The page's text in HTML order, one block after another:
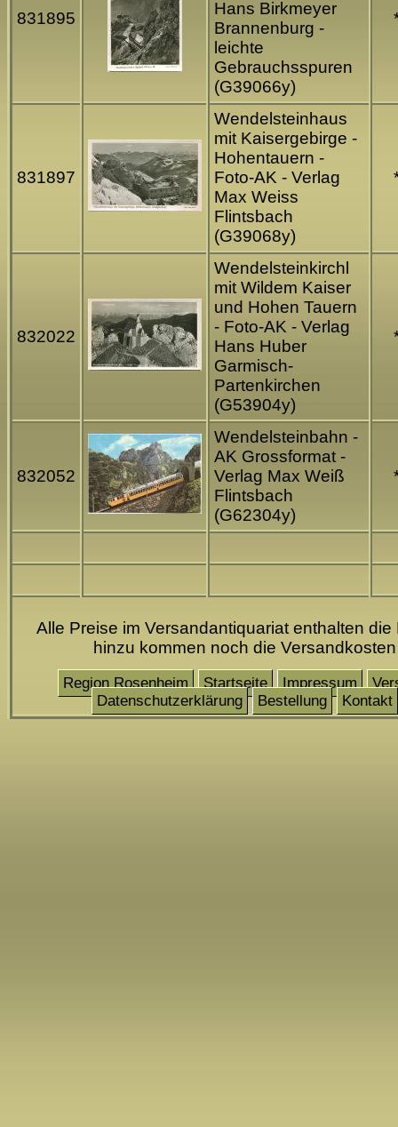
831895
Hans Birkmeyer
Brannenburg -
leichte
Gebrauchsspuren
(G39066y)
831897
Wendelsteinhaus
mit Kaisergebirge -
Hohentauern -
Foto-AK - Verlag
Max Weiss
Flintsbach
(G39068y)
832022
Wendelsteinkirchl
mit Wildem Kaiser
und Hohen Tauern
- Foto-AK - Verlag
Hans Huber
Garmisch-
Partenkirchen
(G53904y)
832052
Wendelsteinbahn -
AK Grossformat -
Verlag Max Weiß
Flintsbach
(G62304y)
Alle Preise im Versandantiquariat enthalten die
hinzu kommen noch die Versandkosten
Region Rosenheim Startseite Impressum
Datenschutzerklärung
Bestellung Kontakt